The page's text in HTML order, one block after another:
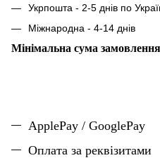
Укрпошта - 2-5 днів по
Міжнародна - 4-14 днів
Мінімальна сума
ApplePay / GooglePay
Оплата за реквізитами